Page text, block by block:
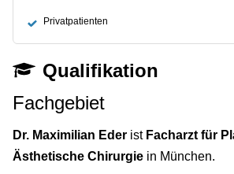
Privatpatienten
Qualifikation
Fachgebiet
Dr. Maximilian Eder ist Facharzt für
Ästhetische Chirurgie in München.